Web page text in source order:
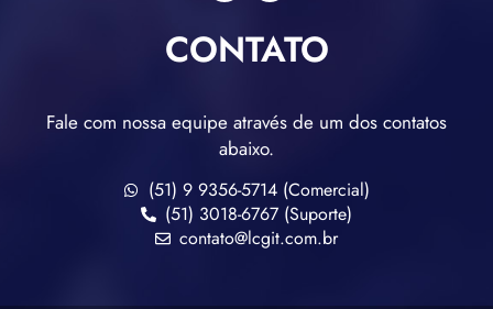
CONTATO
Fale com nossa equipe através de um dos contatos
abaixo.
(51) 9 9356-5714 (Comercial)
(51) 3018-6767 (Suporte)
contato@lcgit.com.br